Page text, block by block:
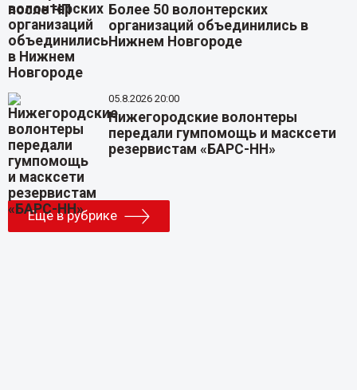
Более 50 волонтерских
организаций объединились в
Нижнем Новгороде
05.8.2026 20:00
Нижегородские волонтеры
передали гумпомощь и масксети
резервистам «БАРС-НН»
Еще в рубрике